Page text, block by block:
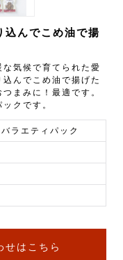
込んでこめ油で揚
気候で育てられた愛
んでこめ油で揚げた
まみに！最適です。
クです。
ラエティパック
せはこちら